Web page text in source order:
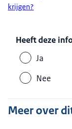
krijgen?
Heeft deze
Ja
Nee
Meer over